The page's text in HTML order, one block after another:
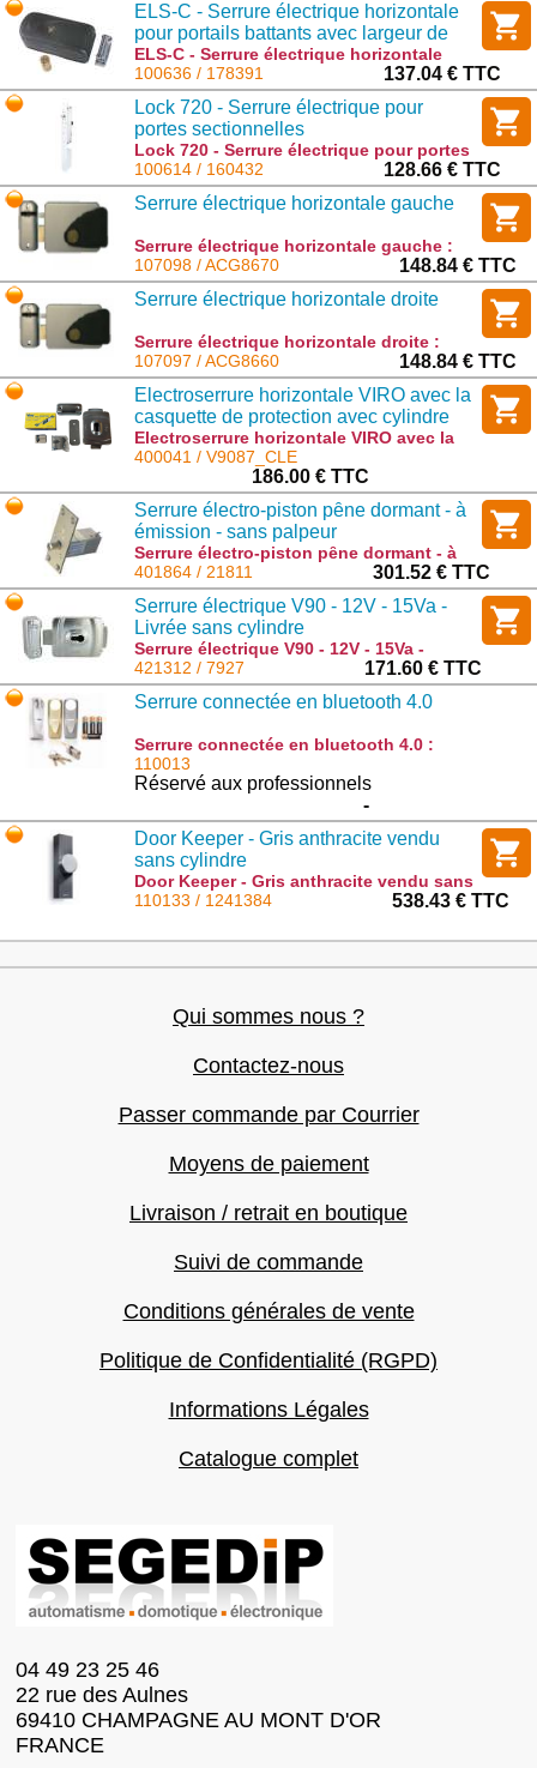
ELS-C - Serrure électrique horizontale
pour portails battants avec largeur de
vantail minimale de 2,5 m
ELS-C - Serrure électrique horizontale
pour portails battants avec largeur de
vantail minimale de 2,5 m : 178391
100636 / 178391
137.04 € TTC
Lock 720 - Serrure électrique pour
portes sectionnelles
Lock 720 - Serrure électrique pour portes
sectionnelles : 160432
100614 / 160432
128.66 € TTC
Serrure électrique horizontale gauche
Serrure électrique horizontale gauche :
ACG8670
107098 / ACG8670
148.84 € TTC
Serrure électrique horizontale droite
Serrure électrique horizontale droite :
ACG8660
107097 / ACG8660
148.84 € TTC
Electroserrure horizontale VIRO avec la
casquette de protection avec cylindre
demi-profilé avec 5 clés
Electroserrure horizontale VIRO avec la
casquette de protection avec cylindre
demi-profilé avec 5 clés : V9087_CLE
400041 / V9087_CLE
186.00 € TTC
Serrure électro-piston pȇne dormant - à
émission - sans palpeur
Serrure électro-piston pȇne dormant - à
émission - sans palpeur : 21811
401864 / 21811
301.52 € TTC
Serrure électrique V90 - 12V - 15Va -
Livrée sans cylindre
Serrure électrique V90 - 12V - 15Va -
Livrée sans cylindre : 7927
421312 / 7927
171.60 € TTC
Serrure connectée en bluetooth 4.0
Serrure connectée en bluetooth 4.0 :
2401398
110013
Réservé aux professionnels
-
Door Keeper - Gris anthracite vendu
sans cylindre
Door Keeper - Gris anthracite vendu sans
cylindre : 1241384
110133 / 1241384 538.43 € TTC
Qui sommes nous ?
Contactez-nous
Passer commande par Courrier
Moyens de paiement
Livraison / retrait en boutique
Suivi de commande
Conditions générales de vente
Politique de Confidentialité (RGPD)
Informations Légales
Catalogue complet
04 49 23 25 46
22 rue des Aulnes
69410 CHAMPAGNE AU MONT D'OR
FRANCE